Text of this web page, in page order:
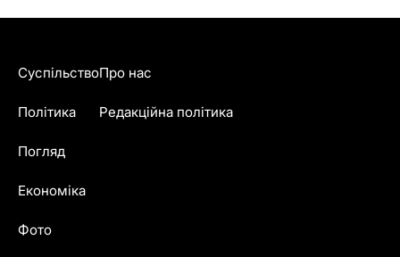
Суспільство
Політика
Погляд
Економіка
Фото
Про нас
Редакційна політика